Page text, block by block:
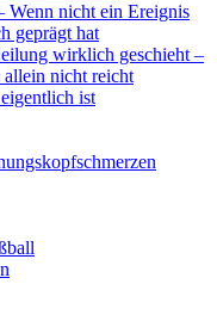
Wenn nicht ein Ereignis
geprägt hat
wirklich geschieht –
allein nicht reicht
ist